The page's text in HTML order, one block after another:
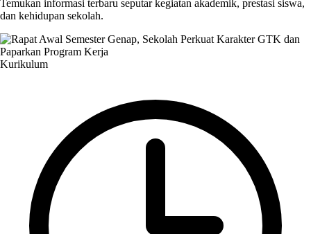
Temukan informasi terbaru seputar kegiatan akademik, prestasi siswa,
dan kehidupan sekolah.
Kurikulum